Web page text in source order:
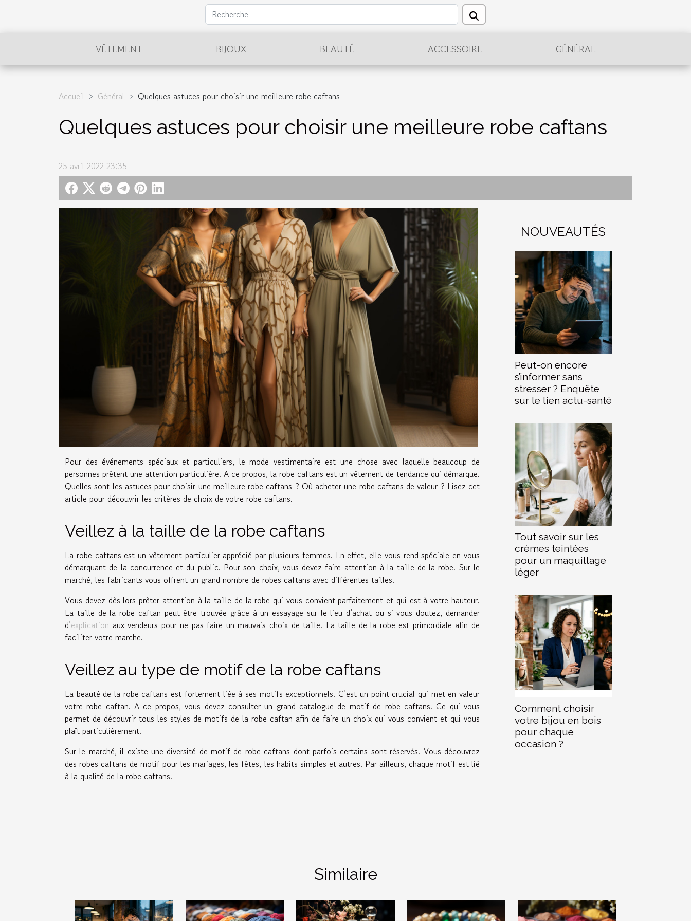
VÊTEMENT BIJOUX BEAUTÉ ACCESSOIRE GÉNÉRAL
Accueil Général Quelques astuces pour choisir une meilleure robe caftans
Quelques astuces pour choisir une meilleure robe caftans
25 avril 2022 23:35
Pour des événements spéciaux et particuliers, le mode vestimentaire est une chose avec laquelle beaucoup de
personnes prêtent une attention particulière. A ce propos, la robe caftans est un vêtement de tendance qui démarque.
Quelles sont les astuces pour choisir une meilleure robe caftans ? Où acheter une robe caftans de valeur ? Lisez cet
article pour découvrir les critères de choix de votre robe caftans.
Veillez à la taille de la robe caftans
La robe caftans est un vêtement particulier apprécié par plusieurs femmes. En effet, elle vous rend spéciale en vous
démarquant de la concurrence et du public. Pour son choix, vous devez faire attention à la taille de la robe. Sur le
marché, les fabricants vous offrent un grand nombre de robes caftans avec différentes tailles.
Vous devez dès lors prêter attention à la taille de la robe qui vous convient parfaitement et qui est à votre hauteur.
La taille de la robe caftan peut être trouvée grâce à un essayage sur le lieu d’achat ou si vous doutez, demander
d’explication aux vendeurs pour ne pas faire un mauvais choix de taille. La taille de la robe est primordiale afin de
faciliter votre marche.
Veillez au type de motif de la robe caftans
La beauté de la robe caftans est fortement liée à ses motifs exceptionnels. C’est un point crucial qui met en valeur
votre robe caftan. A ce propos, vous devez consulter un grand catalogue de motif de robe caftans. Ce qui vous
permet de découvrir tous les styles de motifs de la robe caftan afin de faire un choix qui vous convient et qui vous
plaît particulièrement.
Sur le marché, il existe une diversité de motif de robe caftans dont parfois certains sont réservés. Vous découvrez
des robes caftans de motif pour les mariages, les fêtes, les habits simples et autres. Par ailleurs, chaque motif est lié
à la qualité de la robe caftans.
NOUVEAUTÉS
Peut-on encore
s’informer sans
stresser ? Enquête
sur le lien actu-santé
Tout savoir sur les
crèmes teintées
pour un maquillage
léger
Comment choisir
votre bijou en bois
pour chaque
occasion ?
Similaire